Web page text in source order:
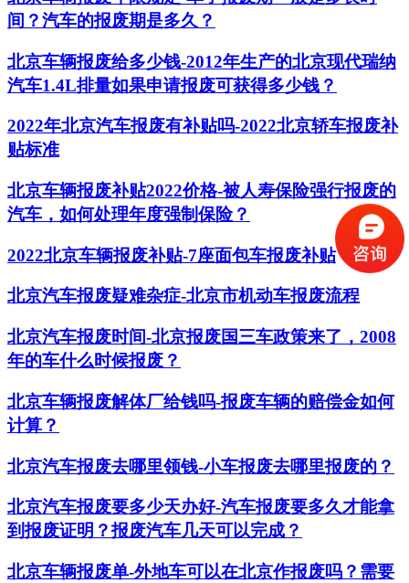
间？汽车的报废期是多久？
北京车辆报废给多少钱-2012年生产的北京现代瑞纳
汽车1.4L排量如果申请报废可获得多少钱？
2022年北京汽车报废有补贴吗-2022北京轿车报废补
贴标准
北京车辆报废补贴2022价格-被人寿保险强行报废的
汽车，如何处理年度强制保险？
2022北京车辆报废补贴-7座面包车报废补贴
北京汽车报废疑难杂症-北京市机动车报废流程
北京汽车报废时间-北京报废国三车政策来了，2008
年的车什么时候报废？
北京车辆报废解体厂给钱吗-报废车辆的赔偿金如何
计算？
北京汽车报废去哪里领钱-小车报废去哪里报废的？
北京汽车报废要多少天办好-汽车报废要多久才能拿
到报废证明？报废汽车几天可以完成？
北京车辆报废单-外地车可以在北京作报废吗？需要